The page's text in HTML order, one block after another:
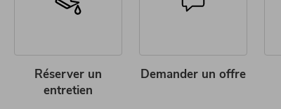
Réserver un
entretien
Demander un offre